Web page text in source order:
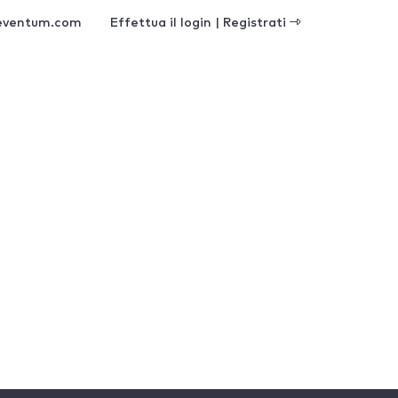
Effettua il login | Registrati